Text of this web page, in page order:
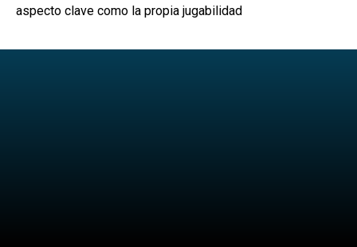
aspecto clave como la propia jugabilidad